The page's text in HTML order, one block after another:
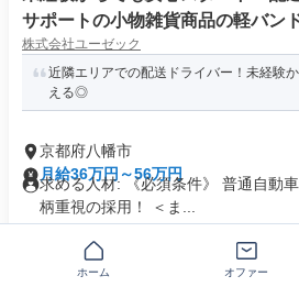
サポートの小物雑貨商品の軽バン
株式会社ユーゼック
近隣エリアでの配送ドライバー！未経験
える◎
京都府八幡市
月給36万円～56万円
求める人材: 《必須条件》 普通自動
柄重視の採用！ ＜ま...
ホーム オファー